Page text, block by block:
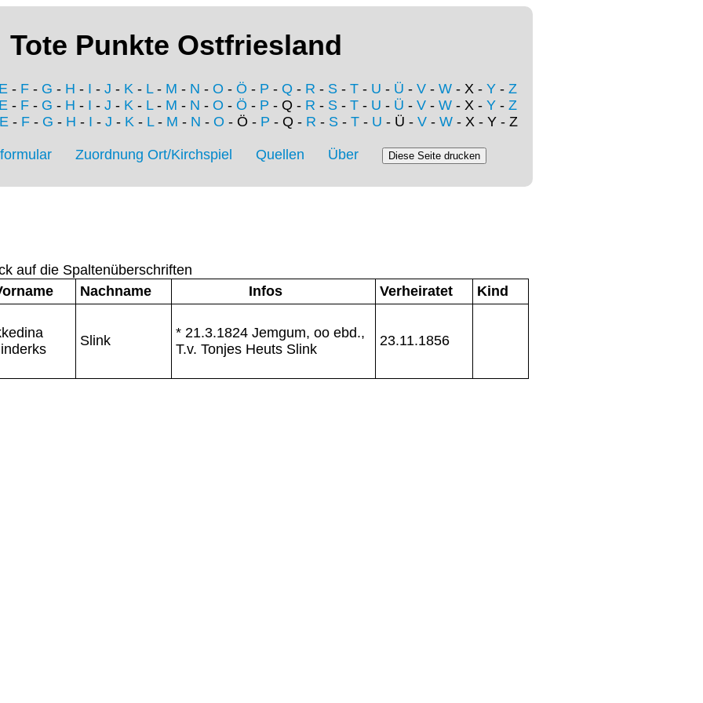
Tote Punkte Ostfriesland
- F - G - H - I - J - K - L- M - N - O - Ö - P - Q - R - S - T - U - Ü - V - W - X - Y - Z
- F - G - H - I - J - K - L- M - N - O - Ö - P - Q - R - S - T - U - Ü - V - W - X - Y - Z
- F- G - H - I - J - K- L- M - N - O - Ö - P - Q - R - S- T- U - Ü - V- W- X - Y - Z
Zuordnung Ort/Kirchspiel Quellen Über
auf die Spaltenüberschriften
Nachname Infos Verheiratet Kind
Slink
* 21.3.1824 Jemgum, oo ebd.,
T.v. Tonjes Heuts Slink
23.11.1856